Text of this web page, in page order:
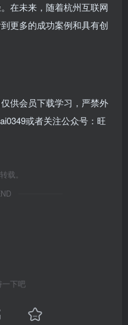
在未来，随着杭州互联网
更多的成功案例和具有创
供会员下载学习，严禁外
或者关注公众号：旺
载。
一下吧